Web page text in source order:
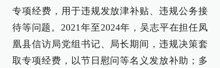
专项经费，用于违规发放津补贴、违规公务接
待等问题。2021年至2024年，吴志平在担任凤
凰县信访局党组书记、局长期间，违规决策套
取专项经费，以节日慰问等名义发放补助；多